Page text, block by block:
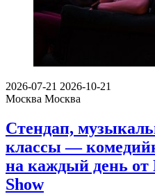
2026-07-21 2026-10-21
Москва Москва
Стендап,
классы —
на каждый день от
Show